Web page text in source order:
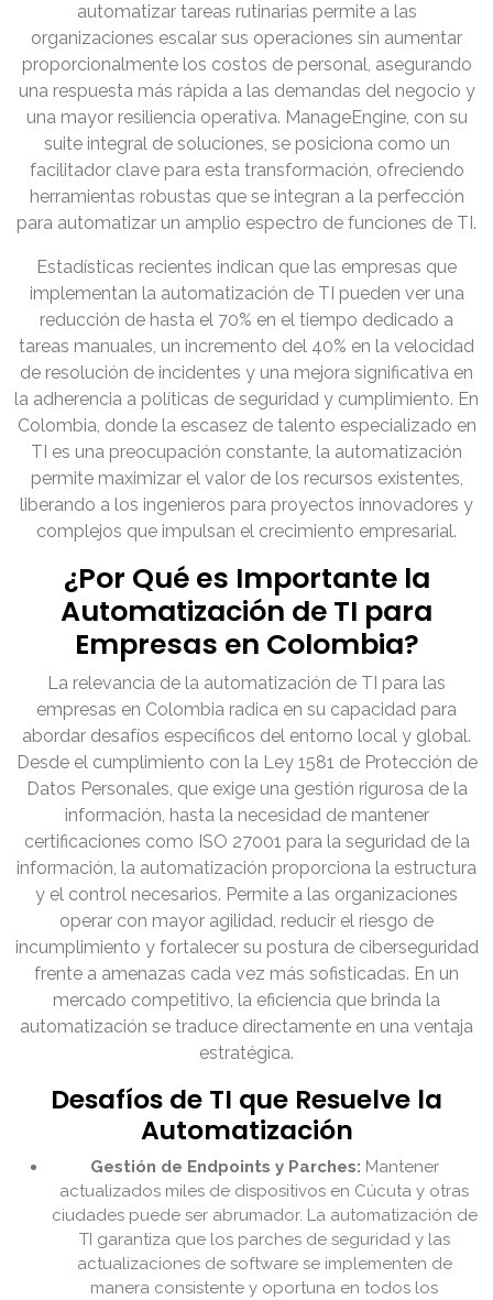
automatizar tareas rutinarias permite a las
organizaciones escalar sus operaciones sin aumentar
proporcionalmente los costos de personal, asegurando
una respuesta más rápida a las demandas del negocio y
una mayor resiliencia operativa. ManageEngine, con su
suite integral de soluciones, se posiciona como un
facilitador clave para esta transformación, ofreciendo
herramientas robustas que se integran a la perfección
para automatizar un amplio espectro de funciones de TI.
Estadísticas recientes indican que las empresas que
implementan la automatización de TI pueden ver una
reducción de hasta el 70% en el tiempo dedicado a
tareas manuales, un incremento del 40% en la velocidad
de resolución de incidentes y una mejora significativa en
la adherencia a políticas de seguridad y cumplimiento. En
Colombia, donde la escasez de talento especializado en
TI es una preocupación constante, la automatización
permite maximizar el valor de los recursos existentes,
liberando a los ingenieros para proyectos innovadores y
complejos que impulsan el crecimiento empresarial.
¿Por Qué es Importante la
Automatización de TI para
Empresas en Colombia?
La relevancia de la automatización de TI para las
empresas en Colombia radica en su capacidad para
abordar desafíos específicos del entorno local y global.
Desde el cumplimiento con la Ley 1581 de Protección de
Datos Personales, que exige una gestión rigurosa de la
información, hasta la necesidad de mantener
certificaciones como ISO 27001 para la seguridad de la
información, la automatización proporciona la estructura
y el control necesarios. Permite a las organizaciones
operar con mayor agilidad, reducir el riesgo de
incumplimiento y fortalecer su postura de ciberseguridad
frente a amenazas cada vez más sofisticadas. En un
mercado competitivo, la eficiencia que brinda la
automatización se traduce directamente en una ventaja
estratégica.
Desafíos de TI que Resuelve la
Automatización
Gestión de Endpoints y Parches: Mantener
actualizados miles de dispositivos en Cúcuta y otras
ciudades puede ser abrumador. La automatización de
TI garantiza que los parches de seguridad y las
actualizaciones de software se implementen de
manera consistente y oportuna en todos los